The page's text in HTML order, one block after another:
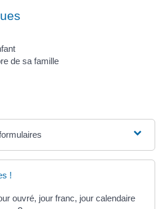
de sa famille
!
ouvré, jour franc, jour calendaire